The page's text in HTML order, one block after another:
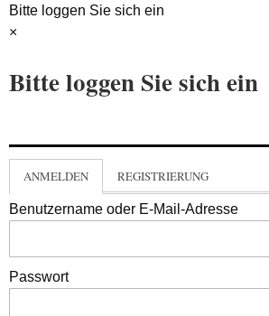
Bitte loggen Sie sich ein
×
Bitte loggen Sie sich ein
ANMELDEN REGISTRIERUNG
Benutzername oder E-Mail-Adresse
Passwort